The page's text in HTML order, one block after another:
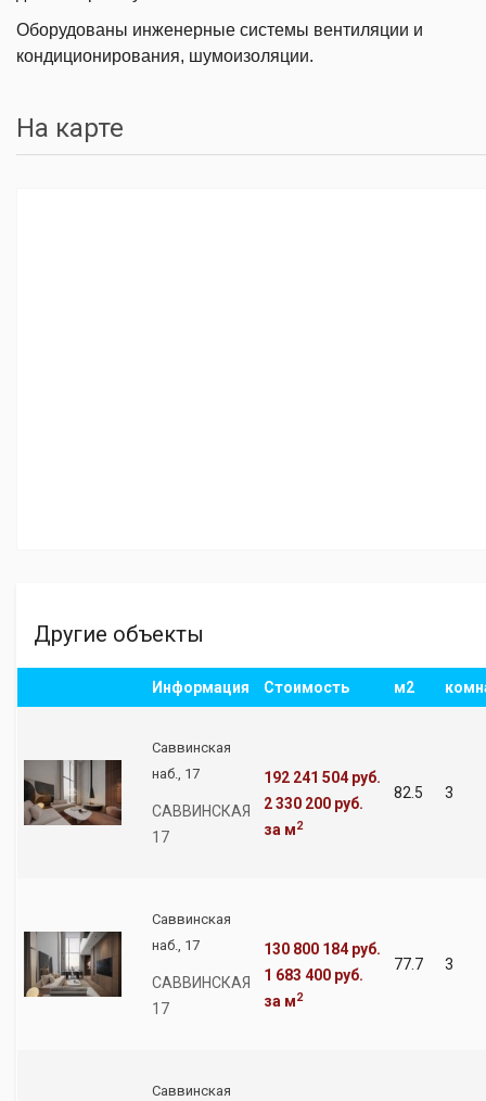
Оборудованы инженерные системы вентиляции и
кондиционирования, шумоизоляции.
На карте
Другие объекты
Информация Стоимость м2
Саввинская
наб., 17
САВВИНСКАЯ
17
192 241 504 руб.
2 330 200 руб.
за м2
82.5 3
Саввинская
наб., 17
САВВИНСКАЯ
17
130 800 184 руб.
1 683 400 руб.
за м2
77.7 3
Саввинская